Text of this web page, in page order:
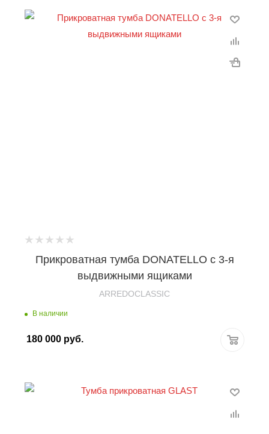
Прикроватная тумба DONATELLO с 3-я
выдвижными ящиками
ARREDOCLASSIC
В наличии
180 000 руб.